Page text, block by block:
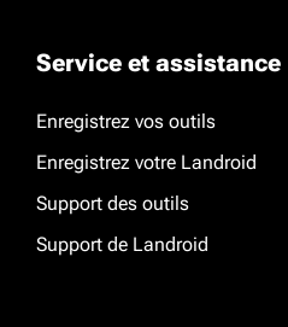
Service et assistance
Enregistrez vos outils
Enregistrez votre Landroid
Support des outils
Support de Landroid